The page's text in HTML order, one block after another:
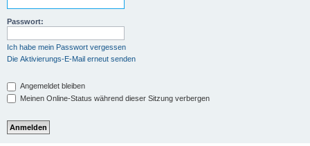
Passwort:
Ich habe mein Passwort vergessen
Die Aktivierungs-E-Mail erneut senden
Angemeldet bleiben
Meinen Online-Status während dieser Sitzung verbergen